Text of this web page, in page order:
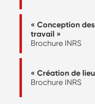
« Conception
travail »
Brochure INRS
« Création de
Brochure INRS